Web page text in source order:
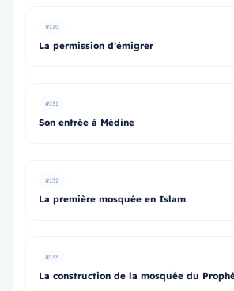
#130
La permission d’émigrer
#131
Son entrée à Médine
#132
La première mosquée en Islam
#133